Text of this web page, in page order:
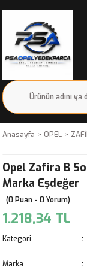
Anasayfa OPEL
Opel Zafira B
Marka Eşdeğer
(0 Puan - 0 Yorum)
1.218,34 TL
Kategori
Marka